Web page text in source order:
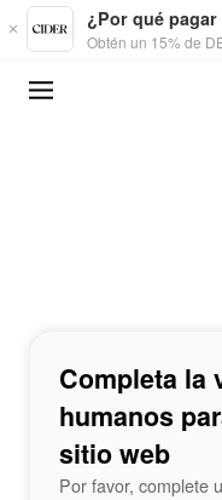
Skip to main content
¿Por qué
Obtén un 15% de
Completa la
humanos
sitio web
Por favor, complete